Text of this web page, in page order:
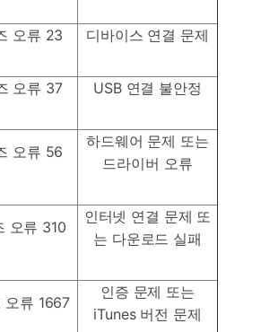
오류 23 디바이스 연결 문제
오류 37 USB 연결 불안정
오류 56
하드웨어 문제 또는
드라이버 오류
오류 310
인터넷 연결 문제 또
는 다운로드 실패
오류 1667
인증 문제 또는
iTunes 버전 문제